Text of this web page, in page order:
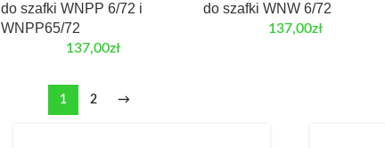
do szafki WNPP 6/72 i
WNPP65/72
137,00zł
do szafki WNW 6/72
137,00zł
1 2 →